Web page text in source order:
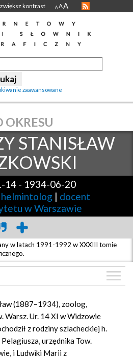
zwiększ kontrast A AA
zaawansowane
OKRESU
STANISŁAW
14 - 1934-06-20
helmintolog | docent
w Warszawie
w latach 1991-1992 w XXXIII tomie
(1887–1934), zoolog,
Warsz. Ur. 14 XI w Widzowie
z rodziny szlacheckiej h.
urzędnika Tow.
i Ludwiki Marii z